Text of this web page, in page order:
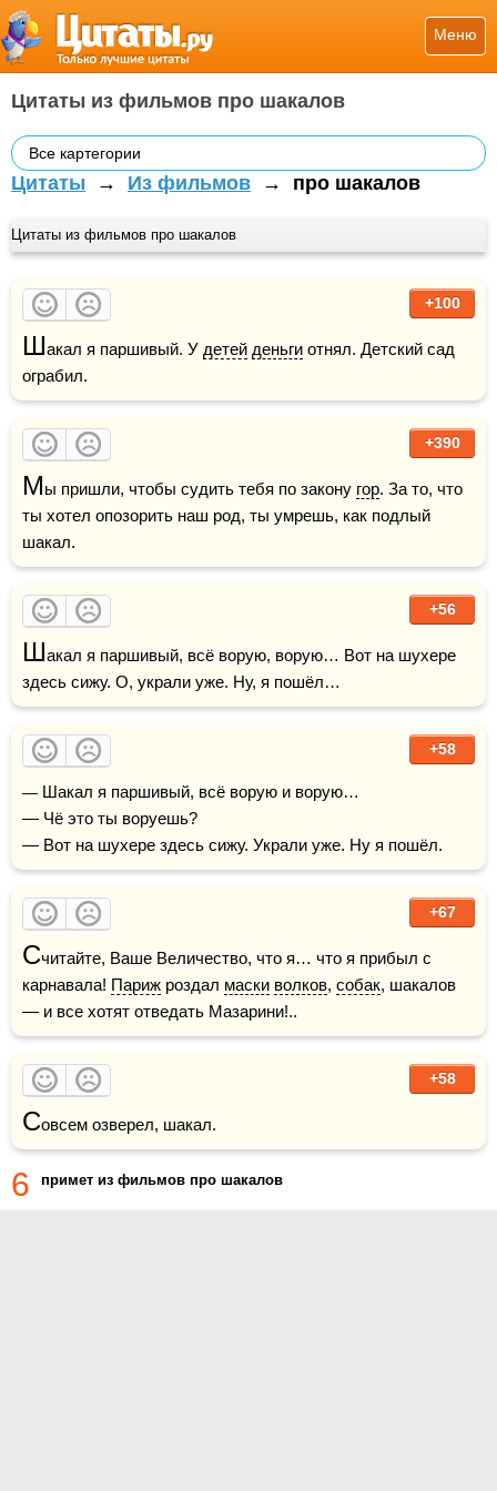
Меню
Цитаты из фильмов про шакалов
Все картегории
Цитаты → Из фильмов → про шакалов
Цитаты из фильмов про шакалов
+100
Шакал я паршивый. У детей деньги отнял. Детский сад
ограбил.
+390
Мы пришли, чтобы судить тебя по закону гор. За то, что
ты хотел опозорить наш род, ты умрешь, как подлый
шакал.
+56
Шакал я паршивый, всё ворую, ворую… Вот на шухере
здесь сижу. О, украли уже. Ну, я пошёл…
+58
— Шакал я паршивый, всё ворую и ворую…
— Чё это ты воруешь?
— Вот на шухере здесь сижу. Украли уже. Ну я пошёл.
+67
Считайте, Ваше Величество, что я… что я прибыл с
карнавала! Париж роздал маски волков, собак, шакалов
— и все хотят отведать Мазарини!..
+58
Совсем озверел, шакал.
6 примет из фильмов про шакалов